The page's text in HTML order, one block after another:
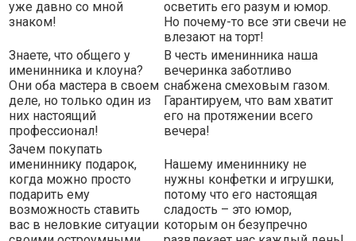
уже давно со мной
знаком!
осветить его разум и юмор.
Но почему-то все эти свечи не
влезают на торт!
Знаете, что общего у
именинника и клоуна?
Они оба мастера в своем
деле, но только один из
них настоящий
профессионал!
В честь именинника наша
вечеринка заботливо
снабжена смеховым газом.
Гарантируем, что вам хватит
его на протяжении всего
вечера!
Зачем покупать
имениннику подарок,
когда можно просто
подарить ему
возможность ставить
вас в неловкие ситуации
Нашему имениннику не
нужны конфетки и игрушки,
потому что его настоящая
сладость – это юмор,
которым он безупречно